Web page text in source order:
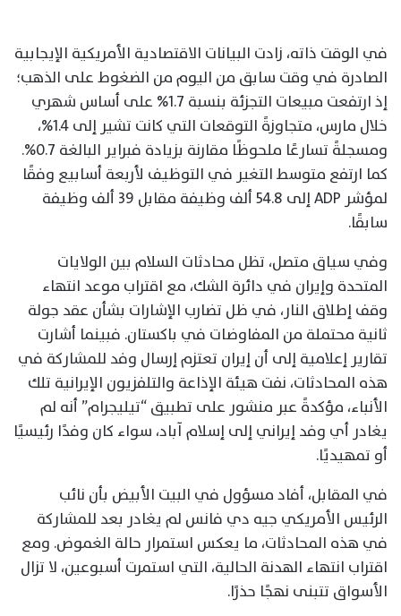
في الوقت ذاته، زادت البيانات الاقتصادية الأمريكية الإيجابية
الصادرة في وقت سابق من اليوم من الضغوط على الذهب؛
إذ ارتفعت مبيعات التجزئة بنسبة 1.7% على أساس شهري
خلال مارس، متجاوزةً التوقعات التي كانت تشير إلى 1.4%،
ومسجلةً تسارعًا ملحوظًا مقارنة بزيادة فبراير البالغة 0.7%.
كما ارتفع متوسط التغير في التوظيف لأربعة أسابيع وفقًا
لمؤشر ADP إلى 54.8 ألف وظيفة مقابل 39 ألف وظيفة
سابقًا.
وفي سياق متصل، تظل محادثات السلام بين الولايات
المتحدة وإيران في دائرة الشك، مع اقتراب موعد انتهاء
وقف إطلاق النار، في ظل تضارب الإشارات بشأن عقد جولة
ثانية محتملة من المفاوضات في باكستان. فبينما أشارت
تقارير إعلامية إلى أن إيران تعتزم إرسال وفد للمشاركة في
هذه المحادثات، نفت هيئة الإذاعة والتلفزيون الإيرانية تلك
الأنباء، مؤكدةً عبر منشور على تطبيق “تيليجرام” أنه لم
يغادر أي وفد إيراني إلى إسلام آباد، سواء كان وفدًا رئيسيًا
أو تمهيديًا.
في المقابل، أفاد مسؤول في البيت الأبيض بأن نائب
الرئيس الأمريكي جيه دي فانس لم يغادر بعد للمشاركة
في هذه المحادثات، ما يعكس استمرار حالة الغموض. ومع
اقتراب انتهاء الهدنة الحالية، التي استمرت أسبوعين، لا تزال
الأسواق تتبنى نهجًا حذرًا.